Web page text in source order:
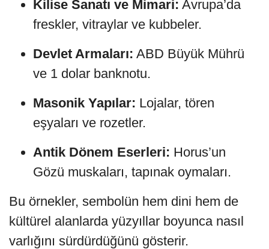
Kilise Sanatı ve Mimari: Avrupa’da
freskler, vitraylar ve kubbeler.
Devlet Armaları: ABD Büyük Mührü
ve 1 dolar banknotu.
Masonik Yapılar: Lojalar, tören
eşyaları ve rozetler.
Antik Dönem Eserleri: Horus’un
Gözü muskaları, tapınak oymaları.
Bu örnekler, sembolün hem dini hem de
kültürel alanlarda yüzyıllar boyunca nasıl
varlığını sürdürdüğünü gösterir.